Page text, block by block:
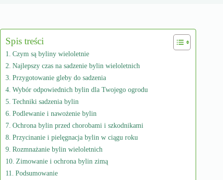
Spis treści
Czym są byliny wieloletnie
Najlepszy czas na sadzenie bylin wieloletnich
Przygotowanie gleby do sadzenia
Wybór odpowiednich bylin dla Twojego ogrodu
Techniki sadzenia bylin
Podlewanie i nawożenie bylin
Ochrona bylin przed chorobami i szkodnikami
Przycinanie i pielęgnacja bylin w ciągu roku
Rozmnażanie bylin wieloletnich
Zimowanie i ochrona bylin zimą
Podsumowanie